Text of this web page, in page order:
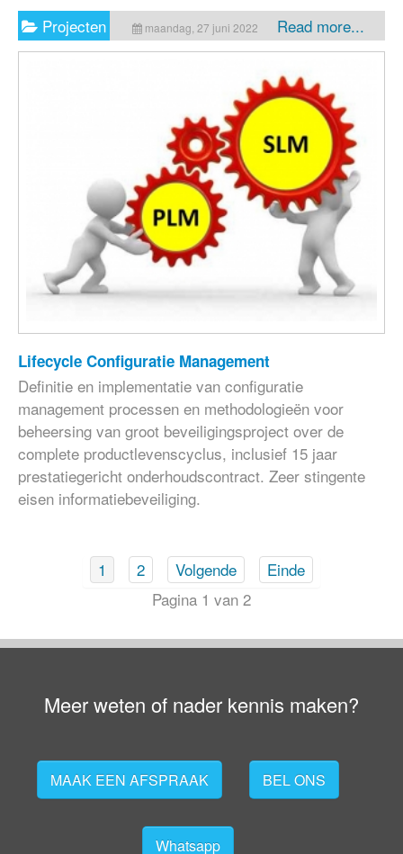
Projecten maandag, 27 juni 2022 Read more...
Lifecycle Configuratie Management
Definitie en implementatie van configuratie
management processen en methodologieën voor
beheersing van groot beveiligingsproject over de
complete productlevenscyclus, inclusief 15 jaar
prestatiegericht onderhoudscontract. Zeer stingente
eisen informatiebeveiliging.
1 2 Volgende
Einde
Pagina 1 van 2
Meer weten of nader kennis maken?
MAAK EEN AFSPRAAK BEL ONS
Whatsapp